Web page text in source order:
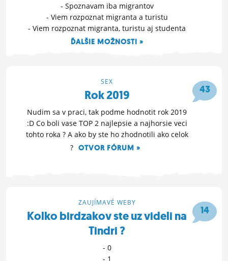
- Spoznavam iba migrantov
- Viem rozpoznat migranta a turistu
- Viem rozpoznat migranta, turistu aj studenta
ĎALŠIE MOŽNOSTI »
43
SEX
Rok 2019
Nudim sa v praci, tak podme hodnotit rok 2019
:D Co boli vase TOP 2 najlepsie a najhorsie veci
tohto roka ? A ako by ste ho zhodnotili ako celok
? OTVOR FÓRUM »
14
ZAUJÍMAVÉ WEBY
Kolko birdzakov ste uz videli na
Tindri ?
- 0
- 1